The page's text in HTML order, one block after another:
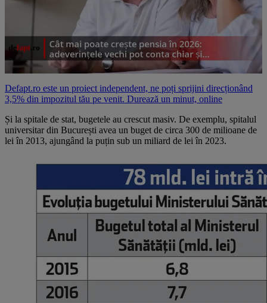
Defapt.ro este un proiect independent, ne poți sprijini direcționând
3,5% din impozitul tău pe venit. Durează un minut, online
Și la spitale de stat, bugetele au crescut masiv. De exemplu, spitalul
universitar din București avea un buget de circa 300 de milioane de
lei în 2013, ajungând la puțin sub un miliard de lei în 2023.